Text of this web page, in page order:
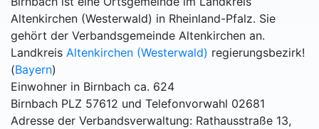
Altenkirchen (Westerwald) in Rheinland-Pfalz. Sie
gehört der Verbandsgemeinde Altenkirchen an.
Landkreis Altenkirchen (Westerwald) regierungsbezirk!
(Bayern)
Einwohner in Birnbach ca. 624
Birnbach PLZ 57612 und Telefonvorwahl 02681
Adresse der Verbandsverwaltung: Rathausstraße 13,